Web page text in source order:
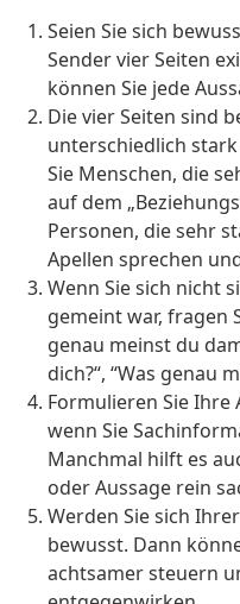
Seien Sie sich
Sender vier Seiten
können Sie jede
Die vier Seiten sind
unterschiedlich
Sie Menschen, die
auf dem
Personen, die sehr
Apellen sprechen
Wenn Sie sich nicht
gemeint war, fragen
genau meinst du
dich?“, “Was genau
Formulieren Sie Ihre
wenn Sie
Manchmal hilft es
oder Aussage rein
Werden Sie sich
bewusst. Dann
achtsamer steuern